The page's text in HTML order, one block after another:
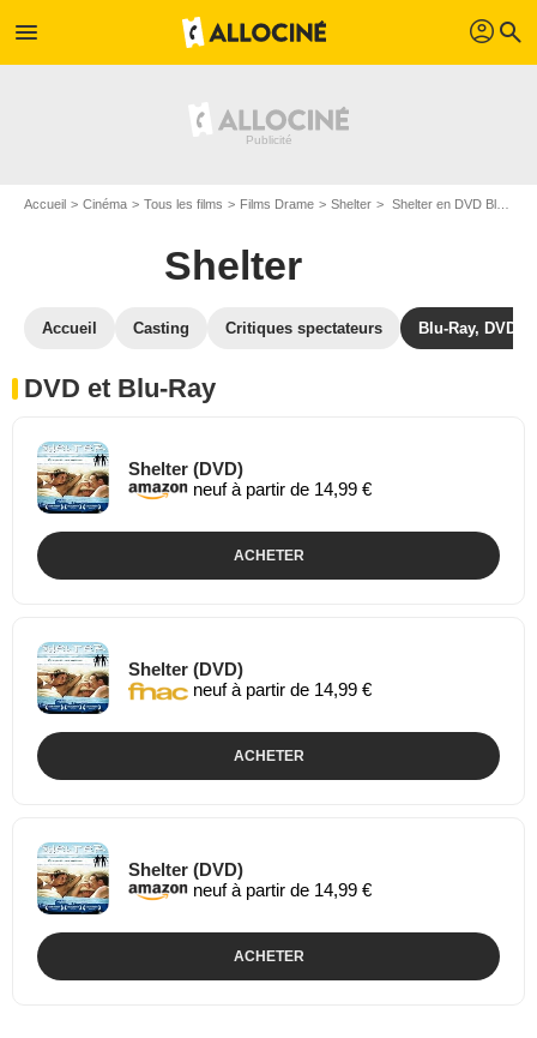
menu profil search
Accueil Cinéma Tous les films Films Drame Shelter Shelter en DVD Blu Ray
Shelter
Accueil Casting Critiques spectateurs Blu-Ray, DVD
DVD et Blu-Ray
Shelter (DVD)
neuf à partir de 14,99 €
ACHETER
Shelter (DVD)
neuf à partir de 14,99 €
ACHETER
Shelter (DVD)
neuf à partir de 14,99 €
ACHETER